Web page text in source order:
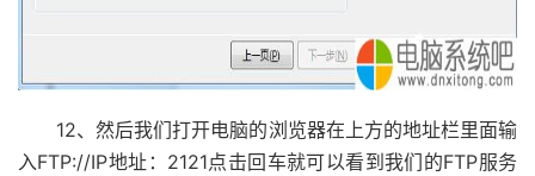
12、然后我们打开电脑的浏览器在上方的地址栏里面输
入FTP://IP地址：2121点击回车就可以看到我们的FTP服务